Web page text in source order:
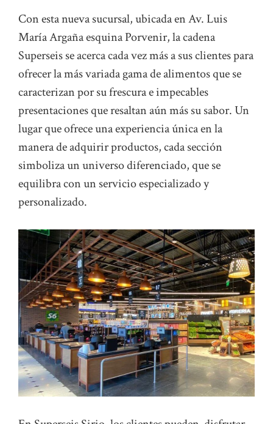
Con esta nueva sucursal, ubicada en Av. Luis
María Argaña esquina Porvenir, la cadena
Superseis se acerca cada vez más a sus clientes para
ofrecer la más variada gama de alimentos que se
caracterizan por su frescura e impecables
presentaciones que resaltan aún más su sabor. Un
lugar que ofrece una experiencia única en la
manera de adquirir productos, cada sección
simboliza un universo diferenciado, que se
equilibra con un servicio especializado y
personalizado.